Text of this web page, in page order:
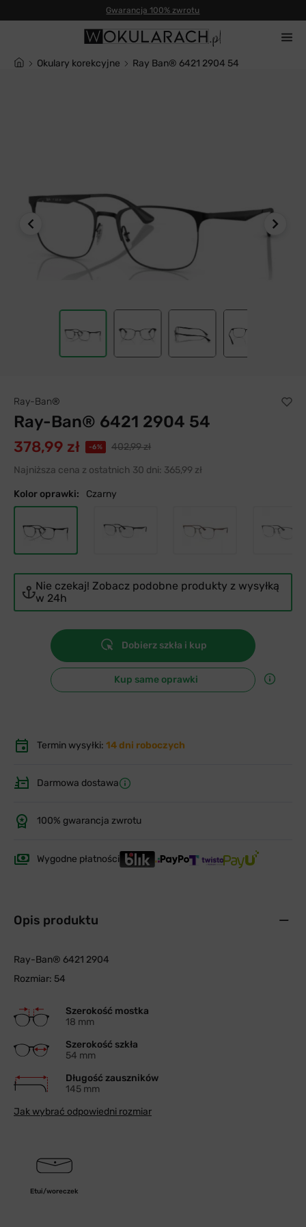
Gwarancja 100% zwrotu
Okulary korekcyjne Ray Ban® 6421 2904 54
Ray-Ban®
Ray-Ban® 6421 2904 54
378,99 zł -6%
402,99 zł
Najniższa cena z ostatnich 30 dni: 365,99 zł
Kolor oprawki: Czarny
Nie czekaj! Zobacz podobne produkty z wysyłką
w 24h
Dobierz szkła i kup
Kup same oprawki
Termin wysyłki: 14 dni roboczych
Darmowa dostawa
100% gwarancja zwrotu
Wygodne płatności
Opis produktu
Ray-Ban® 6421 2904
Rozmiar: 54
Szerokość mostka
18 mm
Szerokość szkła
54 mm
Długość zauszników
145 mm
Jak wybrać odpowiedni rozmiar
Etui/woreczek